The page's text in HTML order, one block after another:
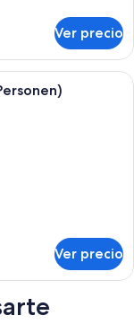
Ver precio
con cama, mesita de
Ver precio